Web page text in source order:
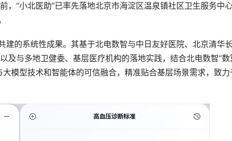
“小北医助”已率先落地北京市海淀区温泉镇社区卫生服务中心
建的系统性成果。其基于北电数智与中日友好医院、北京清华
及与多地卫健委、基层医疗机构的落地实践，结合北电数智“数
模型技术和智能体的可信融合，精准贴合基层场景需求，致力